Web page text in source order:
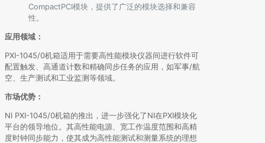
CompactPCI模块，提供了广泛的模块选择和兼容
性。
应用领域：
PXI-1045/0机箱适用于需要高性能模块仪器间进行软件可
配置触发、高通道计数和精确同步任务的应用，如军事/航
空、生产测试和工业监测等领域。
市场优势：
NI PXI-1045/0机箱的推出，进一步强化了NI在PXI模块化
平台的领导地位。其高性能电源、宽工作温度范围和高精
度时钟同步能力，使其成为高性能测试和测量系统的理想